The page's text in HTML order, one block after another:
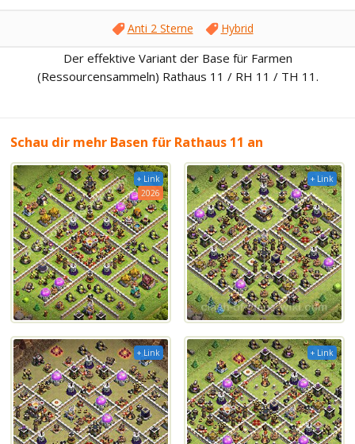
Anti 2 Sterne Hybrid
Der effektive Variant der Base für Farmen
(Ressourcensammeln) Rathaus 11 / RH 11 / TH 11.
Schau dir mehr Basen für Rathaus 11 an
+ Link
2026
+ Link
+ Link + Link